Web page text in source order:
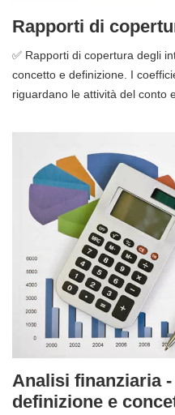
Rapporti di
✅ Rapporti di copertura degli
concetto e definizione. I
riguardano le attività del conto
Analisi finanziaria
definizione e